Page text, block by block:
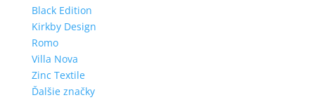
Black Edition
Kirkby Design
Romo
Villa Nova
Zinc Textile
Ďalšie značky